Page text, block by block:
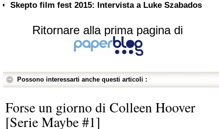
Skepto film fest 2015: Intervista a Luke Szabados
Ritornare alla prima pagina di
Possono interessarti anche questi articoli :
Forse un giorno di Colleen Hoover
[Serie Maybe #1]